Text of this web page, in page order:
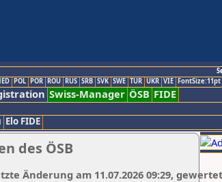
POL POR ROU RUS SRB SVK SWE TUR UKR VIE FontSize:11pt
Swiss-Manager ÖSB FIDE
Elo FIDE
des ÖSB
Änderung am 11.07.2026 09:29,